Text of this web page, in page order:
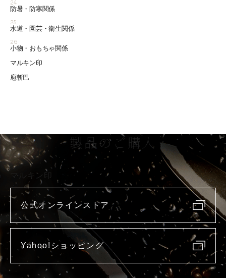
24
防暑・防寒関係
25
水道・園芸・衛生関係
26
小物・おもちゃ関係
マルキン印
庖斬巴
製品のご購入
マルキン印
公式オンラインストア
Yahoo!ショッピング